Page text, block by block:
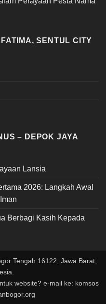
SENTUL CITY
– DEPOK JAYA
Lansia
2026: Langkah Awal
Berbagi Kasih Kepada
Tengah 16122, Jawa Barat,
website? e-mail ke: komsos